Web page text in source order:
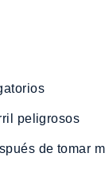
peligrosos